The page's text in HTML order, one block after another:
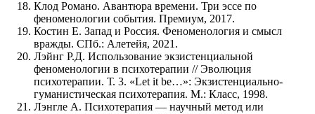
Клод Романо. Авантюра времени. Три эссе по
феноменологии события. Премиум, 2017.
Костин Е. Запад и Россия. Феноменология и смысл
вражды. СПб.: Алетейя, 2021.
Лэйнг Р.Д. Использование экзистенциальной
феноменологии в психотерапии // Эволюция
психотерапии. Т. 3. «Let it be…»: Экзистенциально-
гуманистическая психотерапия. М.: Класс, 1998.
Лэнгле А. Психотерапия — научный метод или